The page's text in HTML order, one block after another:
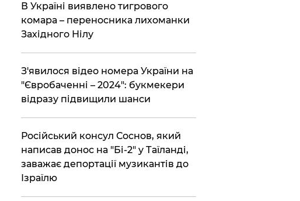
В Україні виявлено тигрового
комара – переносника лихоманки
Західного Нілу
З'явилося відео номера України на
"Євробаченні – 2024": букмекери
відразу підвищили шанси
Російський консул Соснов, який
написав донос на "Бі-2" у Таїланді,
заважає депортації музикантів до
Ізраїлю